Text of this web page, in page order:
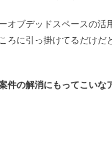
オブデッドスペースの活
ろに引っ掛けてるだけ
件の解消にもってこいな